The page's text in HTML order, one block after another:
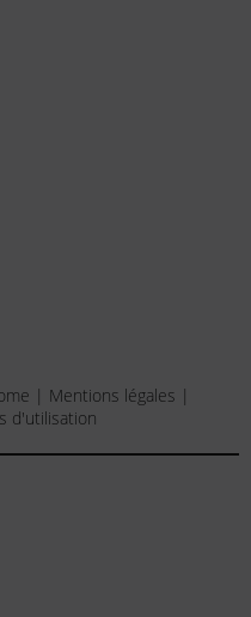
| Mentions légales |
d'utilisation